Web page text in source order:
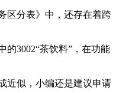
区分表》中，还存在着跨
3002“茶饮料”，在功能
近似，小编还是建议申请